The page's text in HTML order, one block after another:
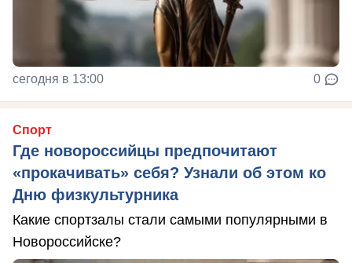
сегодня в 13:00 0
Спорт
Где новороссийцы предпочитают
«прокачивать» себя? Узнали об этом ко
Дню физкультурника
Какие спортзалы стали самыми популярными в
Новороссийске?